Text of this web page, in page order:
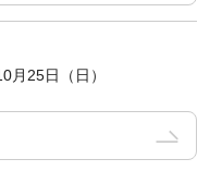
月25日（日）